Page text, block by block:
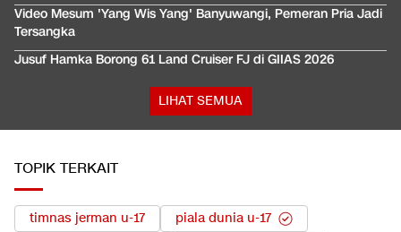
Video Mesum 'Yang Wis Yang' Banyuwangi, Pemeran Pria Jadi
Tersangka
Jusuf Hamka Borong 61 Land Cruiser FJ di GIIAS 2026
LIHAT SEMUA
TOPIK TERKAIT
timnas jerman u-17
piala dunia u-17